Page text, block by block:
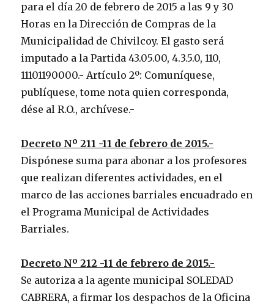
para el día 20 de febrero de 2015 a las 9 y 30
Horas en la Dirección de Compras de la
Municipalidad de Chivilcoy. El gasto será
imputado a la Partida 43.05.00, 4.3.5.0, 110,
11101190000.- Artículo 2º: Comuníquese,
publíquese, tome nota quien corresponda,
dése al R.O., archívese.-
Decreto Nº 211 -11 de febrero de 2015.-
Dispónese suma para abonar a los profesores
que realizan diferentes actividades, en el
marco de las acciones barriales encuadrado en
el Programa Municipal de Actividades
Barriales.
Decreto Nº 212 -11 de febrero de 2015.-
Se autoriza a la agente municipal SOLEDAD
CABRERA, a firmar los despachos de la Oficina